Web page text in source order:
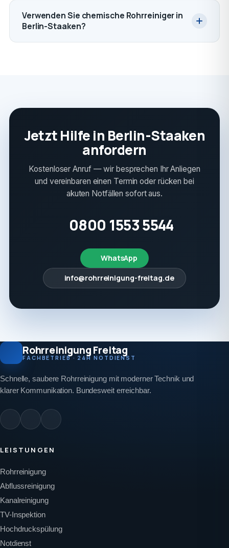
Verwenden Sie chemische Rohrreiniger in
Berlin-Staaken?
Jetzt Hilfe in Berlin-Staaken
anfordern
Kostenloser Anruf — wir besprechen Ihr Anliegen
und vereinbaren einen Termin oder rücken bei
akuten Notfällen sofort aus.
0800 1553 5544
WhatsApp
info@rohrreinigung-freitag.de
Rohrreinigung Freitag
FACHBETRIEB · 24H NOTDIENST
Schnelle, saubere Rohrreinigung mit moderner Technik und
klarer Kommunikation. Bundesweit erreichbar.
LEISTUNGEN
Rohrreinigung
Abflussreinigung
Kanalreinigung
TV-Inspektion
Hochdruckspülung
Notdienst